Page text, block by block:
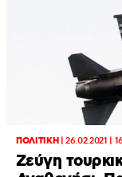
ΠΟΛΙΤΙΚΗ|26.02.2021 |
Ζεύγη